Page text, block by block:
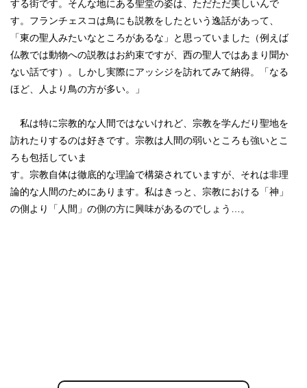
する街です。そんな地にある聖堂の姿は、ただただ美しいんで
す。フランチェスコは鳥にも説教をしたという逸話があって、
「東の聖人みたいなところがあるな」と思っていました（例えば
仏教では動物への説教はお約束ですが、西の聖人ではあまり聞か
ない話です）。しかし実際にアッシジを訪れてみて納得。「なる
ほど、人より鳥の方が多い。」
私は特に宗教的な人間ではないけれど、宗教を学んだり聖地を
訪れたりするのは好きです。宗教は人間の弱いところも強いとこ
ろも包括していま
す。宗教自体は徹底的な理論で構築されていますが、それは非理
論的な人間のためにあります。私はきっと、宗教における「神」
の側より「人間」の側の方に興味があるのでしょう…。